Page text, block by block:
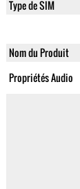
Type de SIM
Nom du Produit
Propriétés Audio